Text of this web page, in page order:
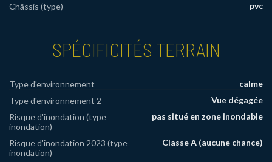
Châssis (type) pvc
SPÉCIFICITÉS TERRAIN
Type d'environnement
calme
Type d'environnement 2
Vue dégagée
Risque d'inondation (type
inondation)
pas situé en zone inondable
Risque d'inondation 2023 (type
inondation)
Classe A (aucune chance)